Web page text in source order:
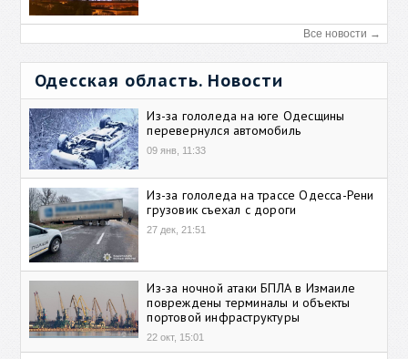
Все новости →
Одесская область. Новости
Из-за гололеда на юге Одесщины
перевернулся автомобиль
09 янв, 11:33
Из-за гололеда на трассе Одесса-Рени
грузовик съехал с дороги
27 дек, 21:51
Из-за ночной атаки БПЛА в Измаиле
повреждены терминалы и объекты
портовой инфраструктуры
22 окт, 15:01